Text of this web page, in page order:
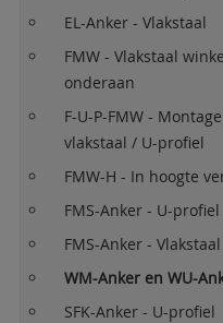
EL-Anker - Vlakstaal
FMW - Vlakstaal
onderaan
F-U-P-FMW -
vlakstaal / U-profiel
FMW-H - In hoogte
FMS-Anker - U-profiel
FMS-Anker - Vlakstaal
WM-Anker en WU-
SFK-Anker - U-profiel